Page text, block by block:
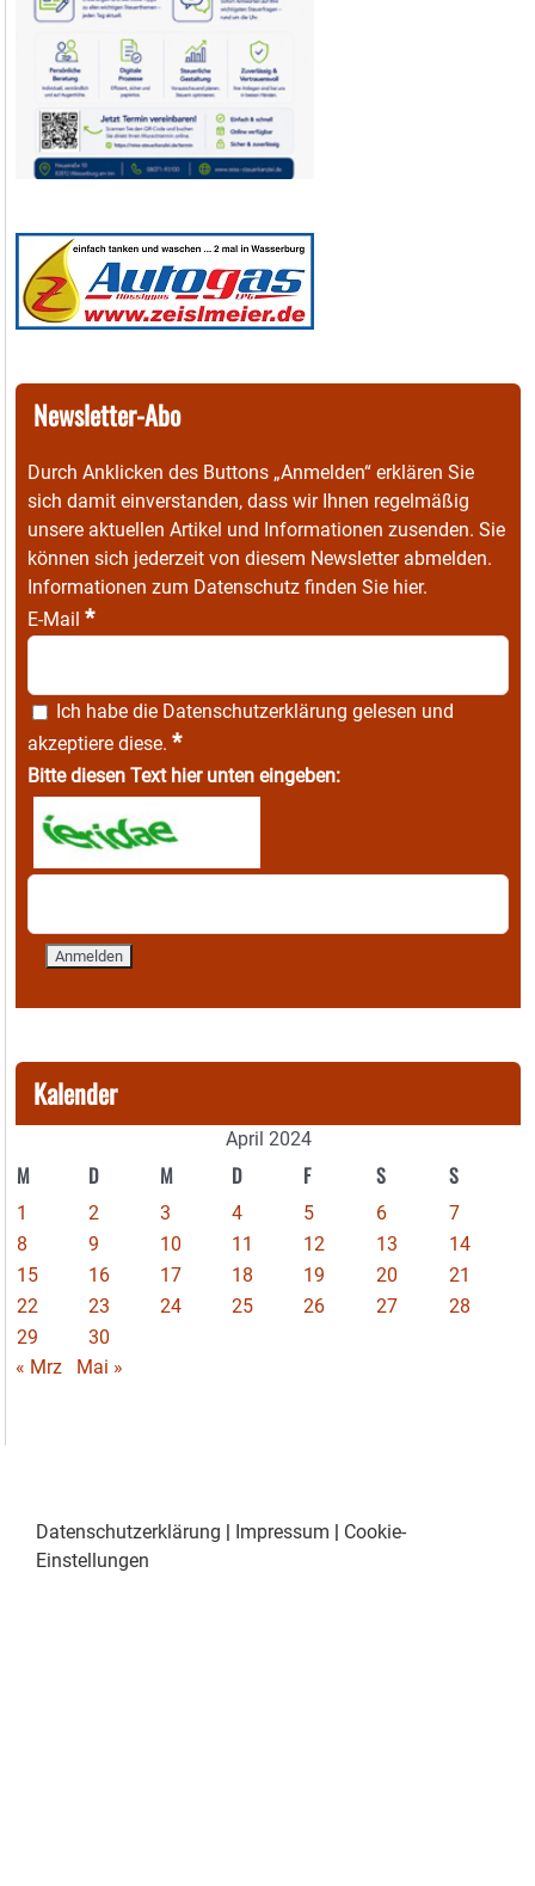
Newsletter-Abo
Durch Anklicken des Buttons „Anmelden“ erklären Sie
sich damit einverstanden, dass wir Ihnen regelmäßig
unsere aktuellen Artikel und Informationen zusenden. Sie
können sich jederzeit von diesem Newsletter abmelden.
Informationen zum Datenschutz finden Sie hier.
E-Mail *
Ich habe die Datenschutzerklärung gelesen und
akzeptiere diese. *
Bitte diesen Text hier unten eingeben:
Kalender
April 2024
M D M D F S S
1 2 3 4 5 6
7
8
9 10 11 12 13
14
15
16 17 18 19 20
21
22
23 24 25 26 27
28
29
30
« Mrz
Mai »
Datenschutzerklärung | Impressum | Cookie-
Einstellungen